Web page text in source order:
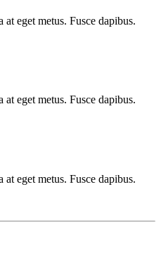
eget metus. Fusce dapibus.
eget metus. Fusce dapibus.
eget metus. Fusce dapibus.